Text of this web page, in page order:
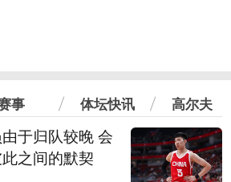
事 体坛快讯 高尔夫
于归队较晚 会
之间的默契